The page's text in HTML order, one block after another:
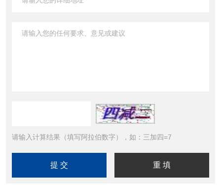
请输入计算结果（填写阿拉伯数字），如：三加四=7